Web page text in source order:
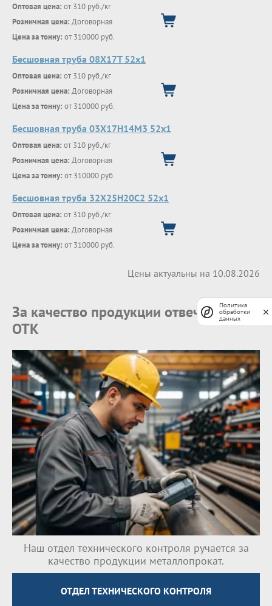
Оптовая цена: от 310 руб./кг
Розничная цена: Договорная
Цена за тонну: от 310000 руб.
Бесшовная труба 08Х17Т 52х1
Оптовая цена: от 310 руб./кг
Розничная цена: Договорная
Цена за тонну: от 310000 руб.
Бесшовная труба 03Х17Н14М3 52х1
Оптовая цена: от 310 руб./кг
Розничная цена: Договорная
Цена за тонну: от 310000 руб.
Бесшовная труба 32Х25Н20С2 52х1
Оптовая цена: от 310 руб./кг
Розничная цена: Договорная
Цена за тонну: от 310000 руб.
Цены актуальны на 10.08.2026
За качество продукции отвечает наш
ОТК
Наш отдел технического контроля ручается за
качество продукции металлопрокат.
ОТДЕЛ ТЕХНИЧЕСКОГО КОНТРОЛЯ
Политика
обработки
данных